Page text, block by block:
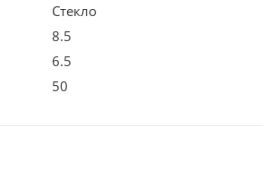
Стекло
8.5
6.5
50